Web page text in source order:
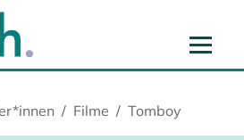
springen
Filme Tomboy